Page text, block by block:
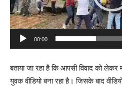
P
l
a
r
00:00
बताया जा रहा है कि आपसी विवाद को
युवक वीडियो बना रहा है। जिसके बाद